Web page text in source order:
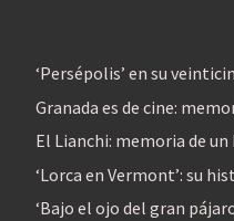
‘Persépolis’ en su
Granada es de cine:
El Lianchi: memoria de
‘Lorca en Vermont’: su
‘Bajo el ojo del gran